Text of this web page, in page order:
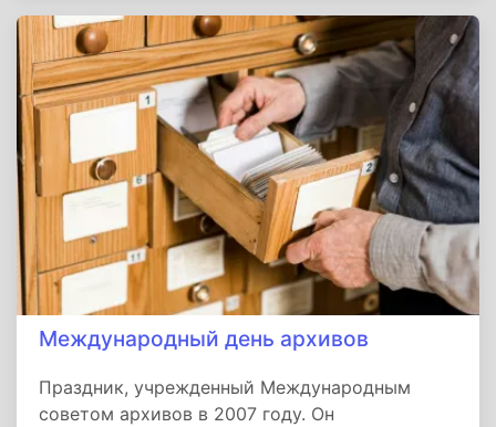
актуальность благодаря простоте и
человечности своей идеи: говорить дорогим
людям теплые слова не по указу, а по велению
сердца.
Международный день архивов
Праздник, учрежденный Международным
советом архивов в 2007 году. Он